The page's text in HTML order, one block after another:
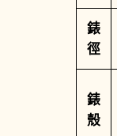
錶
徑
錶
殼